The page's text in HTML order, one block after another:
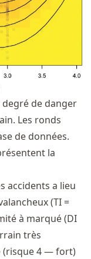
degré de danger
Les ronds
de données.
la
accidents a lieu
(TI =
à marqué (DI
très
(risque 4 — fort)